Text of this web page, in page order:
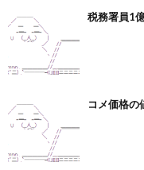
税務署員1
コメ価格の